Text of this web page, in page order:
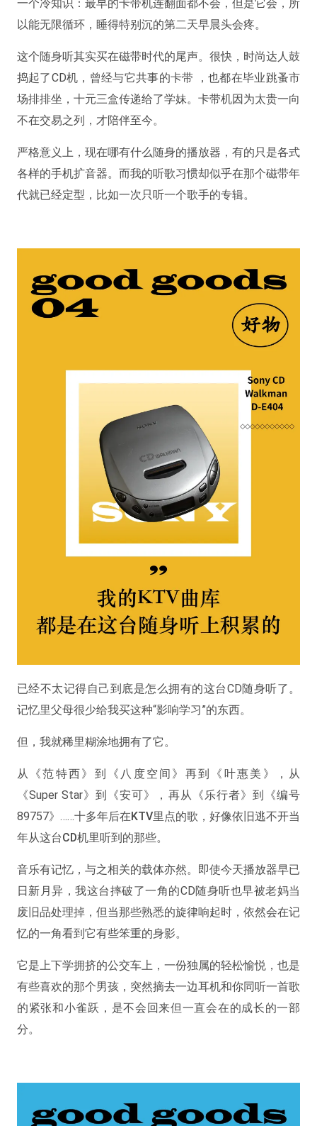
一个冷知识：最早的卡带机连翻面都不会，但是它会，所
以能无限循环，睡得特别沉的第二天早晨头会疼。
这个随身听其实买在磁带时代的尾声。很快，时尚达人鼓
捣起了CD机，曾经与它共事的卡带 ，也都在毕业跳蚤市
场排排坐，十元三盒传递给了学妹。卡带机因为太贵一向
不在交易之列，才陪伴至今。
严格意义上，现在哪有什么随身的播放器，有的只是各式
各样的手机扩音器。而我的听歌习惯却似乎在那个磁带年
代就已经定型，比如一次只听一个歌手的专辑。
已经不太记得自己到底是怎么拥有的这台CD随身听了。
记忆里父母很少给我买这种“影响学习”的东西。
但，我就稀里糊涂地拥有了它。
从《范特西》到《八度空间》再到《叶惠美》，从
《Super Star》到《安可》，再从《乐行者》到《编号
89757》……十多年后在KTV里点的歌，好像依旧逃不开当
年从这台CD机里听到的那些。
音乐有记忆，与之相关的载体亦然。即使今天播放器早已
日新月异，我这台摔破了一角的CD随身听也早被老妈当
废旧品处理掉，但当那些熟悉的旋律响起时，依然会在记
忆的一角看到它有些笨重的身影。
它是上下学拥挤的公交车上，一份独属的轻松愉悦，也是
有些喜欢的那个男孩，突然摘去一边耳机和你同听一首歌
的紧张和小雀跃，是不会回来但一直会在的成长的一部
分。